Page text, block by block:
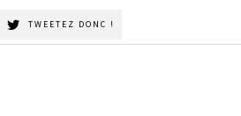
TWEETEZ DONC !